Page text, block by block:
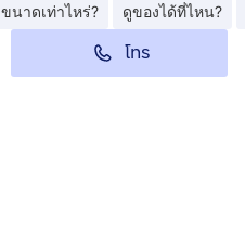
ขนาดเท่าไหร่? ดูของได้ที่ไหน?
โทร